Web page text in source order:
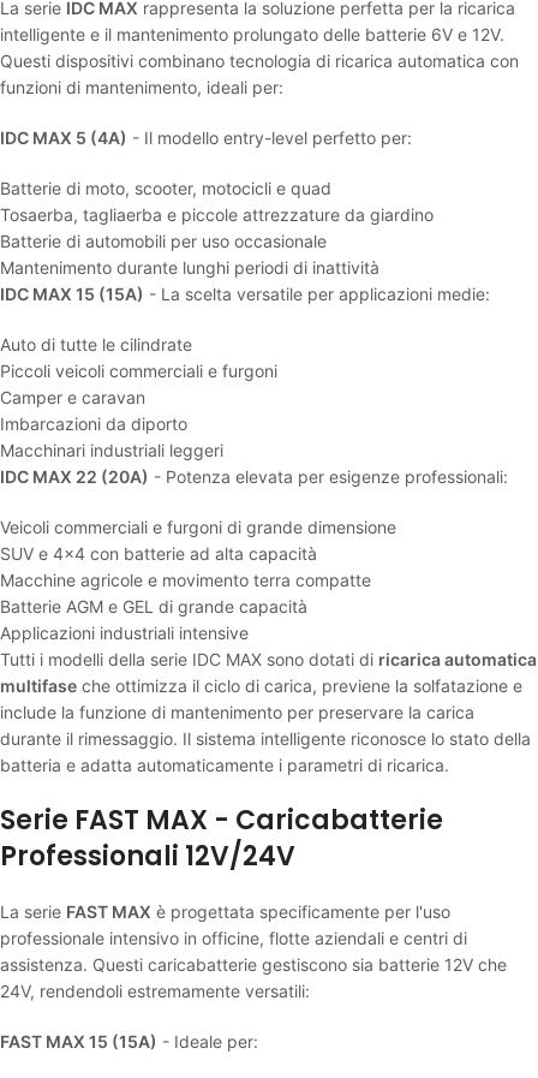
La serie IDC MAX rappresenta la soluzione perfetta per la ricarica
intelligente e il mantenimento prolungato delle batterie 6V e 12V.
Questi dispositivi combinano tecnologia di ricarica automatica con
funzioni di mantenimento, ideali per:
IDC MAX 5 (4A) - Il modello entry-level perfetto per:
Batterie di moto, scooter, motocicli e quad
Tosaerba, tagliaerba e piccole attrezzature da giardino
Batterie di automobili per uso occasionale
Mantenimento durante lunghi periodi di inattività
IDC MAX 15 (15A) - La scelta versatile per applicazioni medie:
Auto di tutte le cilindrate
Piccoli veicoli commerciali e furgoni
Camper e caravan
Imbarcazioni da diporto
Macchinari industriali leggeri
IDC MAX 22 (20A) - Potenza elevata per esigenze professionali:
Veicoli commerciali e furgoni di grande dimensione
SUV e 4x4 con batterie ad alta capacità
Macchine agricole e movimento terra compatte
Batterie AGM e GEL di grande capacità
Applicazioni industriali intensive
Tutti i modelli della serie IDC MAX sono dotati di ricarica automatica
multifase che ottimizza il ciclo di carica, previene la solfatazione e
include la funzione di mantenimento per preservare la carica
durante il rimessaggio. Il sistema intelligente riconosce lo stato della
batteria e adatta automaticamente i parametri di ricarica.
Serie FAST MAX - Caricabatterie
Professionali 12V/24V
La serie FAST MAX è progettata specificamente per l'uso
professionale intensivo in officine, flotte aziendali e centri di
assistenza. Questi caricabatterie gestiscono sia batterie 12V che
24V, rendendoli estremamente versatili:
FAST MAX 15 (15A) - Ideale per: